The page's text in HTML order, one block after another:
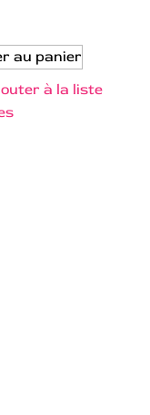
au panier
à la liste